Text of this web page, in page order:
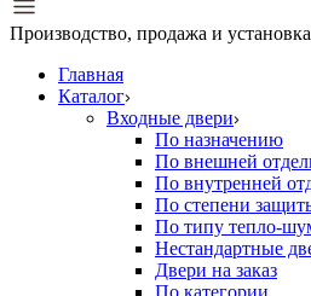
Производство, продажа и
Главная
Каталог
Входные двери
По назначению
По внешней
По внутренней
По степени
По типу тепло-
Нестандартные
Двери на заказ
По категории